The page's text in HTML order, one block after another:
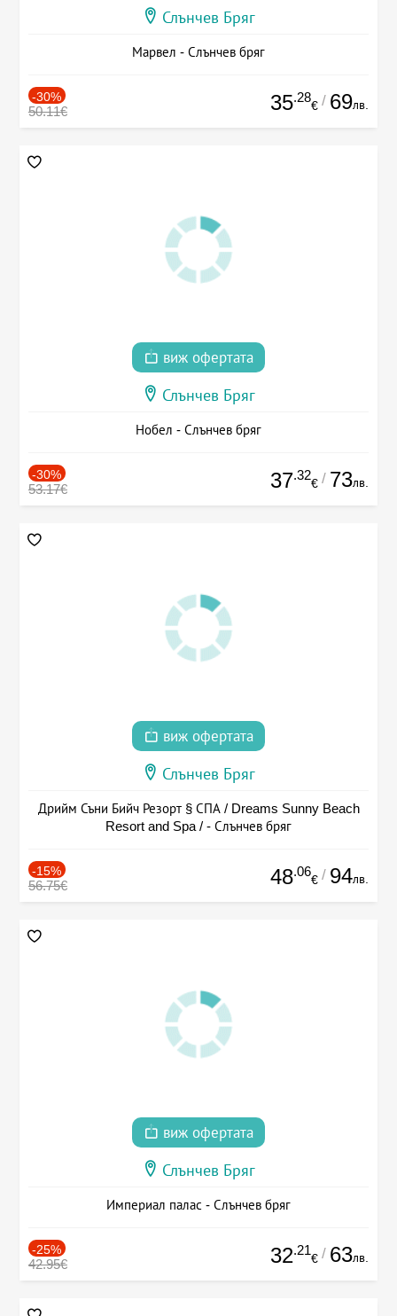
Слънчев Бряг
Марвел - Слънчев бряг
-30%
50.11€ 35.28
€ / 69лв.
виж офертата
Слънчев Бряг
Нобел - Слънчев бряг
-30%
53.17€ 37.32
€ / 73лв.
виж офертата
Слънчев Бряг
Дрийм Съни Бийч Резорт § СПА / Dreams Sunny Beach
Resort and Spa / - Слънчев бряг
-15%
56.75€ 48.06
€ / 94лв.
виж офертата
Слънчев Бряг
Империал палас - Слънчев бряг
-25%
42.95€ 32.21
€ / 63лв.